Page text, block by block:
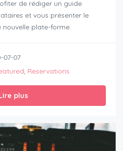
de rédiger un guide
et vous présenter le
plate-forme.
07-07
, Reservations
plus